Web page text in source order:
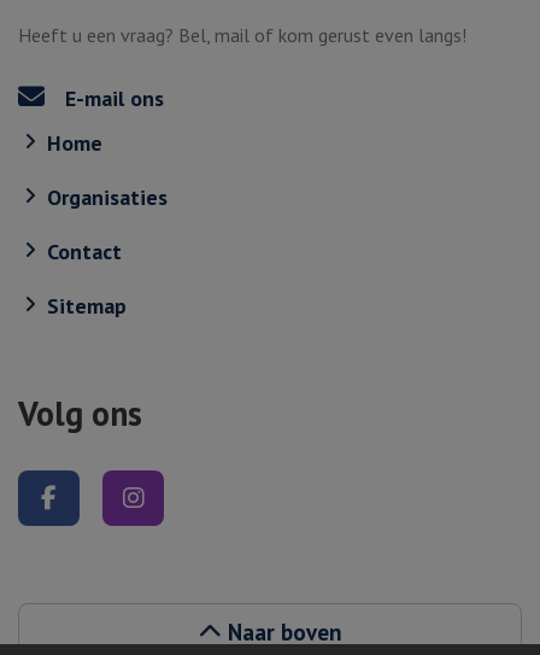
Heeft u een vraag? Bel, mail of kom gerust even langs!
E-mail ons
Home
Organisaties
Contact
Sitemap
Volg ons
Volg ons op Facebook
Naar boven